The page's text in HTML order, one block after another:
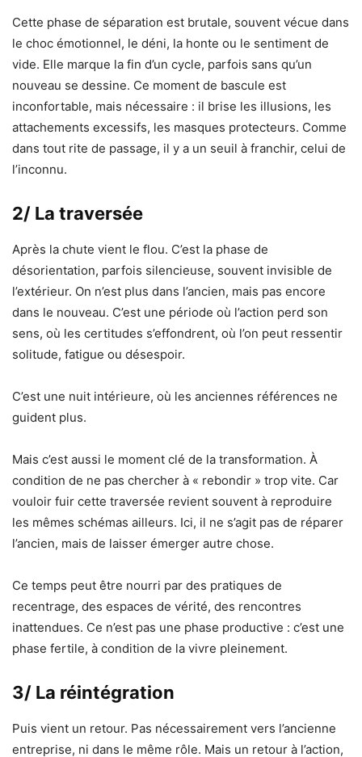
Cette phase de séparation est brutale, souvent vécue dans
le choc émotionnel, le déni, la honte ou le sentiment de
vide. Elle marque la fin d’un cycle, parfois sans qu’un
nouveau se dessine. Ce moment de bascule est
inconfortable, mais nécessaire : il brise les illusions, les
attachements excessifs, les masques protecteurs. Comme
dans tout rite de passage, il y a un seuil à franchir, celui de
l’inconnu.
2/ La traversée
Après la chute vient le flou. C’est la phase de
désorientation, parfois silencieuse, souvent invisible de
l’extérieur. On n’est plus dans l’ancien, mais pas encore
dans le nouveau. C’est une période où l’action perd son
sens, où les certitudes s’effondrent, où l’on peut ressentir
solitude, fatigue ou désespoir.
C’est une nuit intérieure, où les anciennes références ne
guident plus.
Mais c’est aussi le moment clé de la transformation. À
condition de ne pas chercher à « rebondir » trop vite. Car
vouloir fuir cette traversée revient souvent à reproduire
les mêmes schémas ailleurs. Ici, il ne s’agit pas de réparer
l’ancien, mais de laisser émerger autre chose.
Ce temps peut être nourri par des pratiques de
recentrage, des espaces de vérité, des rencontres
inattendues. Ce n’est pas une phase productive : c’est une
phase fertile, à condition de la vivre pleinement.
3/ La réintégration
Puis vient un retour. Pas nécessairement vers l’ancienne
entreprise, ni dans le même rôle. Mais un retour à l’action,